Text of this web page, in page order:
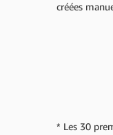
créées
* Les 30